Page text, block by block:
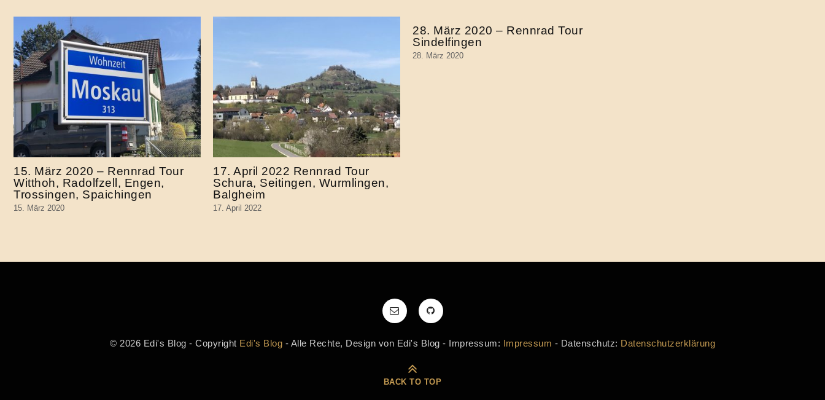
15. März 2020 – Rennrad Tour
Witthoh, Radolfzell, Engen,
Trossingen, Spaichingen
15. März 2020
17. April 2022 Rennrad Tour
Schura, Seitingen, Wurmlingen,
Balgheim
17. April 2022
28. März 2020 – Rennrad Tour
Sindelfingen
28. März 2020
© 2026 Edi's Blog - Copyright Edi's Blog - Alle Rechte, Design von Edi's Blog - Impressum: Impressum - Datenschutz: Datenschutzerklärung
BACK TO TOP